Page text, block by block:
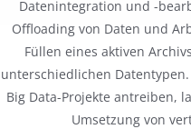
Datenintegration und -
Offloading von Daten und
Füllen eines aktiven
unterschiedlichen
Big Data-Projekte antreiben,
Umsetzung von